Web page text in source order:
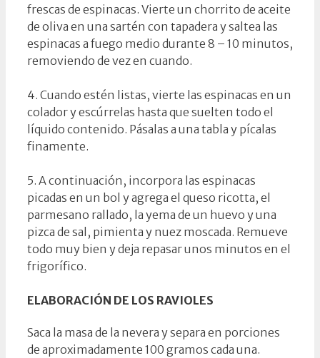
frescas de espinacas. Vierte un chorrito de aceite
de oliva en una sartén con tapadera y saltea las
espinacas a fuego medio durante 8 – 10 minutos,
removiendo de vez en cuando.
4. Cuando estén listas, vierte las espinacas en un
colador y escúrrelas hasta que suelten todo el
líquido contenido. Pásalas a una tabla y pícalas
finamente.
5. A continuación, incorpora las espinacas
picadas en un bol y agrega el queso ricotta, el
parmesano rallado, la yema de un huevo y una
pizca de sal, pimienta y nuez moscada. Remueve
todo muy bien y deja repasar unos minutos en el
frigorífico.
ELABORACIÓN DE LOS RAVIOLES
Saca la masa de la nevera y separa en porciones
de aproximadamente 100 gramos cada una.